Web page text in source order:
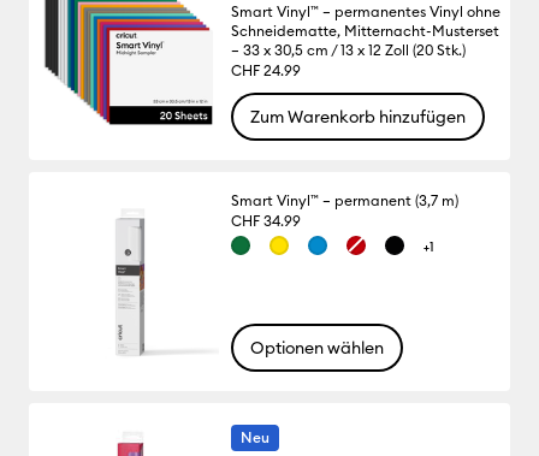
Smart Vinyl™ – permanentes Vinyl ohne
Schneidematte, Mitternacht-Musterset
– 33 x 30,5 cm / 13 x 12 Zoll (20 Stk.)
CHF 24.99
Zum Warenkorb hinzufügen
Smart Vinyl™ – permanent (3,7 m)
CHF 34.99
+1
Optionen wählen
Neu